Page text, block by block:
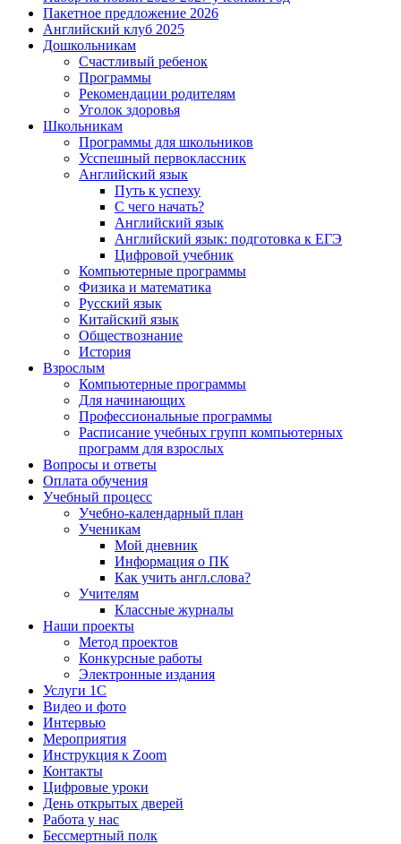
Пакетное предложение 2026
Английский клуб 2025
Дошкольникам
Счастливый ребенок
Программы
Рекомендации родителям
Уголок здоровья
Школьникам
Программы для школьников
Усспешный первоклассник
Английский язык
Путь к успеху
С чего начать?
Английский язык
Английский язык: подготовка к ЕГЭ
Цифровой учебник
Компьютерные программы
Физика и математика
Русский язык
Китайский язык
Обществознание
История
Взрослым
Компьютерные программы
Для начинающих
Профессиональные программы
Расписание учебных групп компьютерных
программ для взрослых
Вопросы и ответы
Оплата обучения
Учебный процесс
Учебно-календарный план
Ученикам
Мой дневник
Информация о ПК
Как учить англ.слова?
Учителям
Классные журналы
Наши проекты
Метод проектов
Конкурсные работы
Электронные издания
Услуги 1C
Видео и фото
Интервью
Мероприятия
Инструкция к Zoom
Контакты
Цифровые уроки
День открытых дверей
Работа у нас
Бессмертный полк